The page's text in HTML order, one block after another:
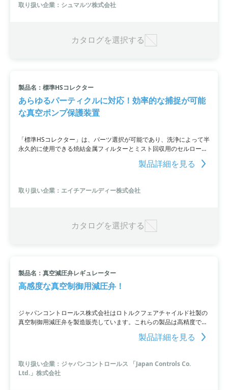
取り扱い企業：シュマルツ株式会社
カタログを選択する
製品名：標準HSコレクター
あらゆるパーティクルに対応！効率的な捕捉が可能
な真空ポンプ保護装置
「標準HSコレクター」は、パーツ選択が可能であり、洗浄によって半
永久的に使用できる焼結金属フィルターとミスト回収用のセルロース
フィルターが選べます。粒子サイズによりデミスターも選択可能であ
り、短時間でフィルターの交換が可能です。また、ステンレス製で腐
製品詳細を見る
取り扱い企業：エイチアールディー株式会社
カタログを選択する
製品名：真空減圧弁レギュレーター
高感度な真空制御用減圧弁！
ジャパンコントロールス株式会社はロトルクフェアチャイルド社製の
真空制御用減圧弁を製造販売しています。これらの製品は高精度であ
り、浅い真空から最大-736kPaまでの制御が可能です。繰り返し特性
製品詳細を見る
取り扱い企業：ジャパンコントロールス 「Japan Controls Co.
Ltd.」株式会社